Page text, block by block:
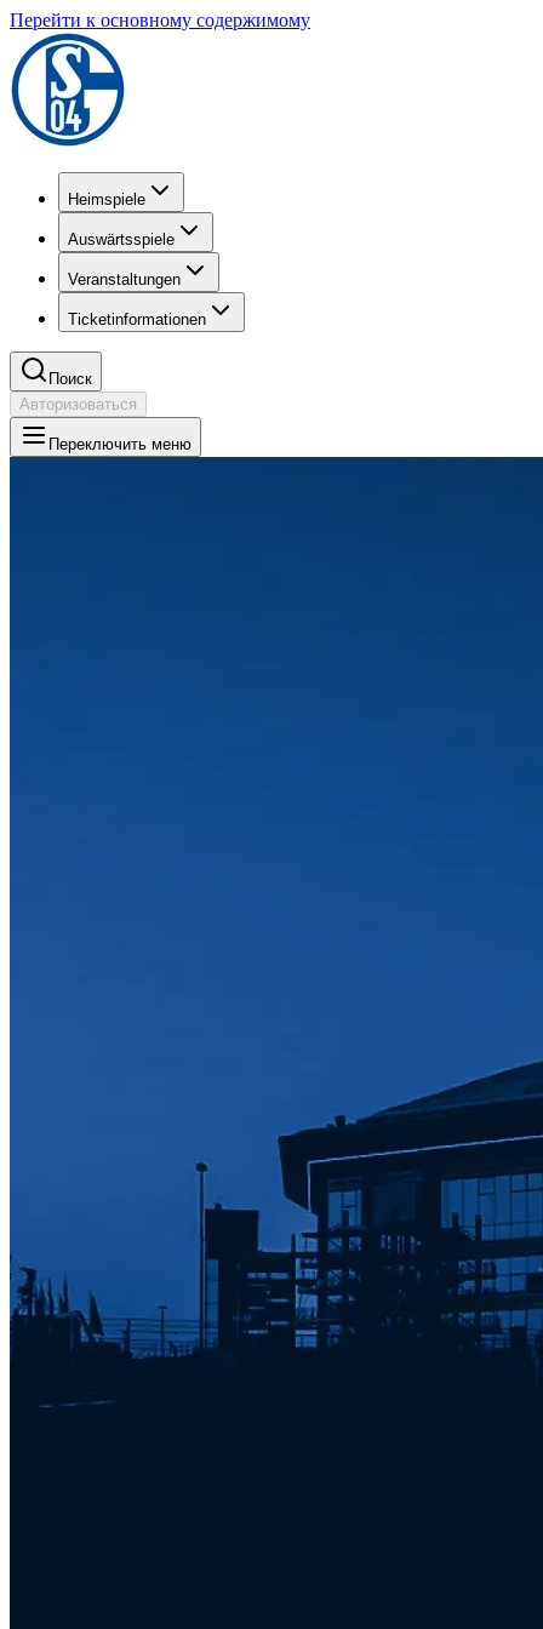
Перейти к основному содержимому
Heimspiele
Auswärtsspiele
Veranstaltungen
Ticketinformationen
Поиск
Авторизоваться
Переключить меню